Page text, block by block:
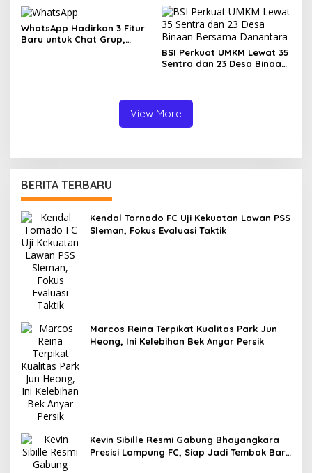
Berhak Dilayani
WhatsApp Hadirkan 3 Fitur
Baru untuk Chat Grup,
BSI Perkuat UMKM Lewat 35
Sentra dan 23 Desa Binaan
View More
BERITA TERBARU
Kendal Tornado FC Uji Kekuatan Lawan PSS
Sleman, Fokus Evaluasi Taktik
Marcos Reina Terpikat Kualitas Park Jun
Heong, Ini Kelebihan Bek Anyar Persik
Kevin Sibille Resmi Gabung Bhayangkara
Presisi Lampung FC, Siap Jadi Tembok Baru